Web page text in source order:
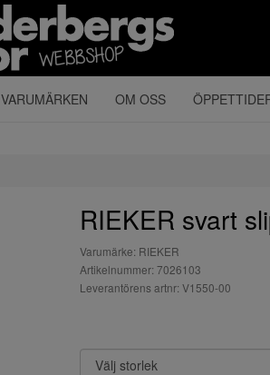
VARUMÄRKEN OM OSS
RIEKER svart
Varumärke: RIEKER
Artikelnummer: 7026103
Leverantörens artnr: V1550-00